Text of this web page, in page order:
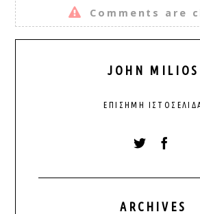
Comments are
JOHN MILIOS
ΕΠΊΣΗΜΗ
ARCHIVES